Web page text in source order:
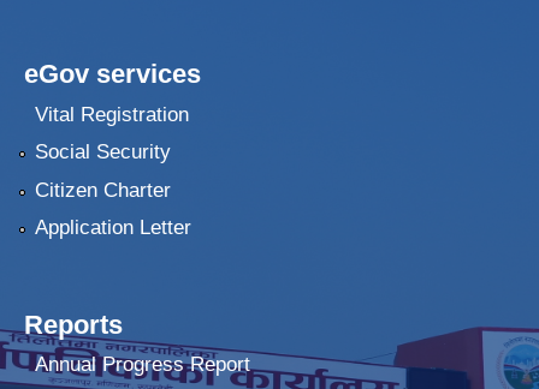
eGov services
Vital Registration
Social Security
Citizen Charter
Application Letter
Reports
Annual Progress Report